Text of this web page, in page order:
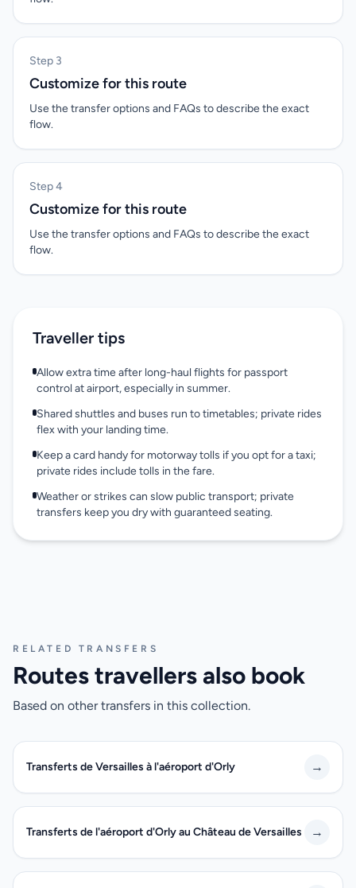
Step 3
Customize for this route
Use the transfer options and FAQs to describe the exact
flow.
Step 4
Customize for this route
Use the transfer options and FAQs to describe the exact
flow.
Traveller tips
Allow extra time after long-haul flights for passport
control at airport, especially in summer.
Shared shuttles and buses run to timetables; private rides
flex with your landing time.
Keep a card handy for motorway tolls if you opt for a taxi;
private rides include tolls in the fare.
Weather or strikes can slow public transport; private
transfers keep you dry with guaranteed seating.
RELATED TRANSFERS
Routes travellers also book
Based on other transfers in this collection.
Transferts de Versailles à l'aéroport d'Orly →
Transferts de l'aéroport d'Orly au Château de Versailles →